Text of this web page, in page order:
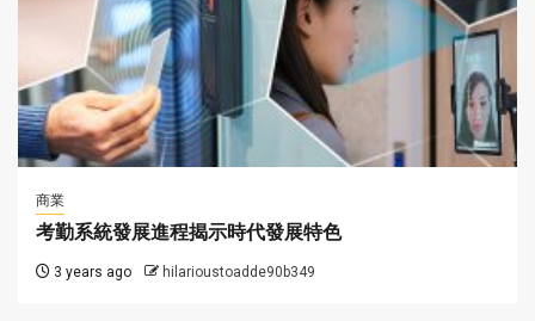
商業
考勤系統發展進程揭示時代發展特色
3 years ago hilarioustoadde90b349